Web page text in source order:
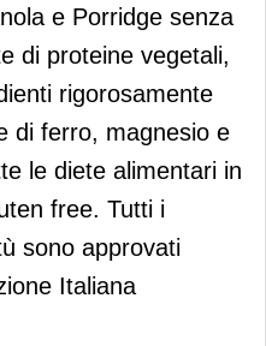
e Porridge senza
di proteine vegetali,
rigorosamente
di ferro, magnesio e
le diete alimentari in
free. Tutti i
sono approvati
Italiana